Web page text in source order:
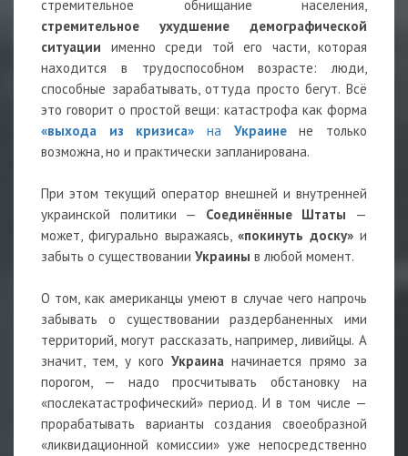
стремительное обнищание населения,
стремительное ухудшение демографической
ситуации именно среди той его части, которая
находится в трудоспособном возрасте: люди,
способные зарабатывать, оттуда просто бегут. Всё
это говорит о простой вещи: катастрофа как форма
«выхода из кризиса» на Украинене только
возможна, но и практически запланирована.
При этом текущий оператор внешней и внутренней
украинской политики — Соединённые Штаты —
может, фигурально выражаясь, «покинуть доску» и
забыть о существовании Украины в любой момент.
О том, как американцы умеют в случае чего напрочь
забывать о существовании раздербаненных ими
территорий, могут рассказать, например, ливийцы. А
значит, тем, у кого Украина начинается прямо за
порогом, — надо просчитывать обстановку на
«послекатастрофический» период. И в том числе —
прорабатывать варианты создания своеобразной
«ликвидационной комиссии» уже непосредственно